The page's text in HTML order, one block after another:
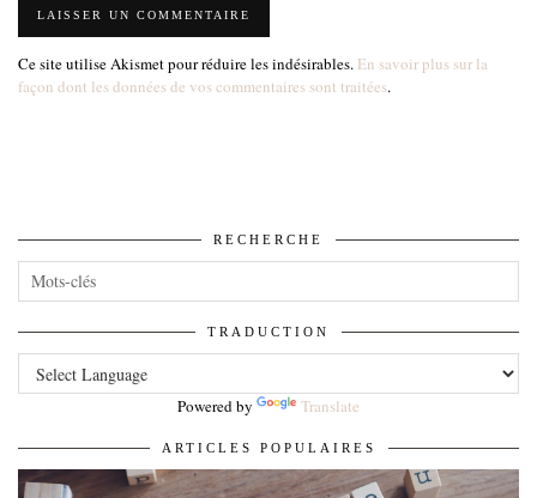
Ce site utilise Akismet pour réduire les indésirables. En savoir plus sur la
façon dont les données de vos commentaires sont traitées.
RECHERCHE
TRADUCTION
Powered by Translate
ARTICLES POPULAIRES